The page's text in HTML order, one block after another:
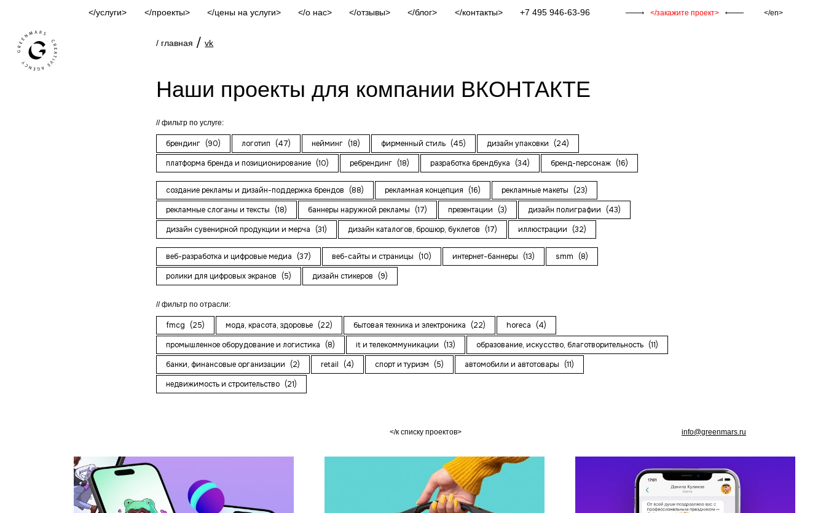
услуги проекты цены на услуги о нас отзывы блог контакты +7 495 946-63-96 закажите проект en
/ главная /vk
Наши проекты для компании ВКОНТАКТЕ
фильтр по услуге:
брендинг (90) логотип (47) нейминг (18) фирменный стиль (45) дизайн упаковки
(24)
платформа бренда и позиционирование (10) ребрендинг (18) разработка брендбука (34) бренд-персонаж (16)
создание рекламы и дизайн-поддержка брендов (88) рекламная концепция (16) рекламные макеты
(23)
рекламные слоганы и тексты
(18) баннеры наружной рекламы (17) презентации (3) дизайн полиграфии
(43)
дизайн сувенирной продукции и мерча
(31) дизайн каталогов, брошюр, буклетов (17) иллюстрации (32)
веб-разработка и цифровые медиа (37) веб-сайты и страницы (10) интернет-баннеры (13) smm
(8)
ролики для цифровых экранов
(5) дизайн стикеров (9)
фильтр по отрасли:
fmcg (25) мода, красота, здоровье (22) бытовая техника и электроника (22) horeca
(4)
промышленное оборудование и логистика
(8) it и телекоммуникации (13) образование, искусство, благотворительность (11)
банки, финансовые организации
(2) retail (4) спорт и туризм (5) автомобили и автотовары
(11)
недвижимость и строительство (21)
к списку проектов info@greenmars.ru